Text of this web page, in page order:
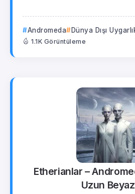
Andromeda Dünya Dışı
1.1K Görüntüleme
Etherianlar –
Uzun